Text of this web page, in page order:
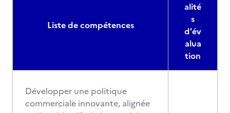
Liste de compétences
alité
s
d'év
alua
tion
Développer une politique
commerciale innovante, alignée